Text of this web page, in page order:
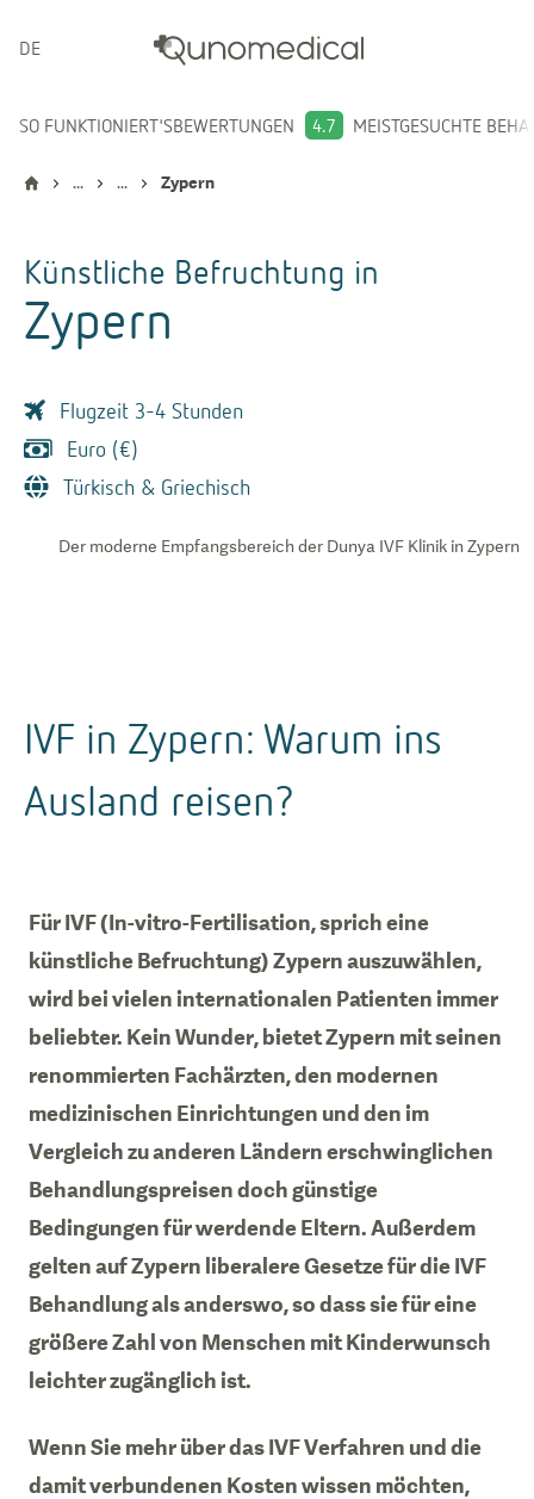
DEUTSCH
SO FUNKTIONIERT'SBEWERTUNGEN 4.7 MEISTGESUCHTE
... ... Zypern
Künstliche Befruchtung in
Zypern
Flugzeit 3-4 Stunden
Euro (€)
Türkisch & Griechisch
Der moderne Empfangsbereich der Dunya IVF Klinik in Zypern
IVF in Zypern: Warum ins
Ausland reisen?
Für IVF (In-vitro-Fertilisation, sprich eine
künstliche Befruchtung) Zypern auszuwählen,
wird bei vielen internationalen Patienten immer
beliebter. Kein Wunder, bietet Zypern mit seinen
renommierten Fachärzten, den modernen
medizinischen Einrichtungen und den im
Vergleich zu anderen Ländern erschwinglichen
Behandlungspreisen doch günstige
Bedingungen für werdende Eltern. Außerdem
gelten auf Zypern liberalere Gesetze für die IVF
Behandlung als anderswo, so dass sie für eine
größere Zahl von Menschen mit Kinderwunsch
leichter zugänglich ist.
Wenn Sie mehr über das IVF Verfahren und die
damit verbundenen Kosten wissen möchten,